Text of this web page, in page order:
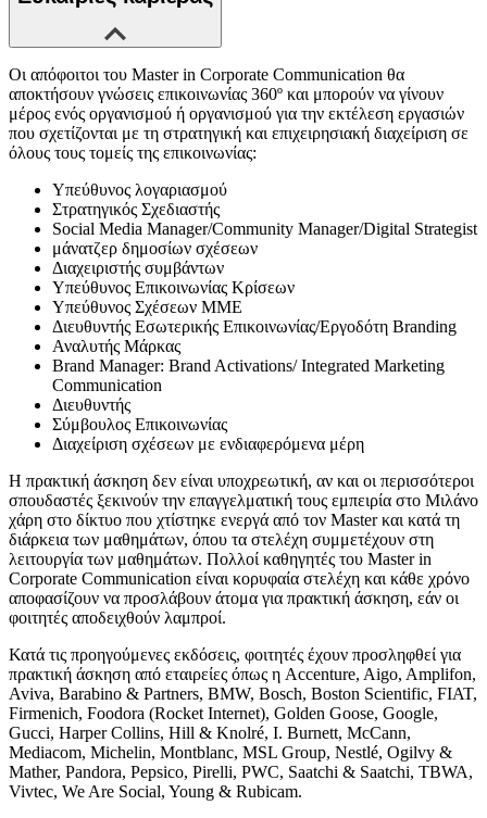
Οι απόφοιτοι του Master in Corporate Communication θα
αποκτήσουν γνώσεις επικοινωνίας 360º και μπορούν να γίνουν
μέρος ενός οργανισμού ή οργανισμού για την εκτέλεση εργασιών
που σχετίζονται με τη στρατηγική και επιχειρησιακή διαχείριση σε
όλους τους τομείς της επικοινωνίας:
Υπεύθυνος λογαριασμού
Στρατηγικός Σχεδιαστής
Social Media Manager/Community Manager/Digital Strategist
μάνατζερ δημοσίων σχέσεων
Διαχειριστής συμβάντων
Υπεύθυνος Επικοινωνίας Κρίσεων
Υπεύθυνος Σχέσεων ΜΜΕ
Διευθυντής Εσωτερικής Επικοινωνίας/Εργοδότη Branding
Αναλυτής Μάρκας
Brand Manager: Brand Activations/ Integrated Marketing
Communication
Διευθυντής
Σύμβουλος Επικοινωνίας
Διαχείριση σχέσεων με ενδιαφερόμενα μέρη
Η πρακτική άσκηση δεν είναι υποχρεωτική, αν και οι περισσότεροι
σπουδαστές ξεκινούν την επαγγελματική τους εμπειρία στο Μιλάνο
χάρη στο δίκτυο που χτίστηκε ενεργά από τον Master και κατά τη
διάρκεια των μαθημάτων, όπου τα στελέχη συμμετέχουν στη
λειτουργία των μαθημάτων. Πολλοί καθηγητές του Master in
Corporate Communication είναι κορυφαία στελέχη και κάθε χρόνο
αποφασίζουν να προσλάβουν άτομα για πρακτική άσκηση, εάν οι
φοιτητές αποδειχθούν λαμπροί.
Κατά τις προηγούμενες εκδόσεις, φοιτητές έχουν προσληφθεί για
πρακτική άσκηση από εταιρείες όπως η Accenture, Aigo, Amplifon,
Aviva, Barabino & Partners, BMW, Bosch, Boston Scientific, FIAT,
Firmenich, Foodora (Rocket Internet), Golden Goose, Google,
Gucci, Harper Collins, Hill & Knolré, I. Burnett, McCann,
Mediacom, Michelin, Montblanc, MSL Group, Nestlé, Ogilvy &
Mather, Pandora, Pepsico, Pirelli, PWC, Saatchi & Saatchi, TBWA,
Vivtec, We Are Social, Young & Rubicam.